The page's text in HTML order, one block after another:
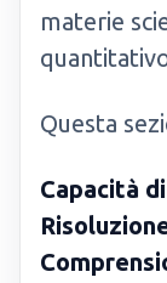
materie
Questa
Capacità